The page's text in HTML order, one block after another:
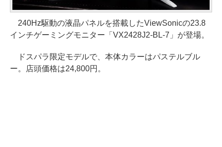
240Hz駆動の液晶パネルを搭載したViewSonicの23.8
インチゲーミングモニター「VX2428J2-BL-7」が登場。
ドスパラ限定モデルで、本体カラーはパステルブル
ー。店頭価格は24,800円。